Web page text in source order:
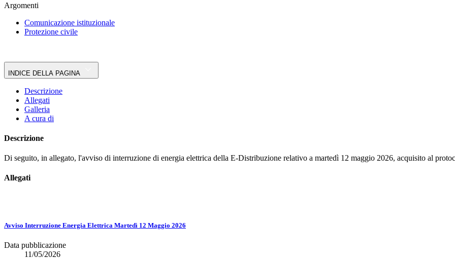
Argomenti
Comunicazione istituzionale
Protezione civile
INDICE DELLA PAGINA
Descrizione
Allegati
Galleria
A cura di
Descrizione
Di seguito, in allegato, l'avviso di interruzione di energia elettrica della E-Distribuzione relativo a martedì 12 maggio 2026, acquisito al
Allegati
Avviso Interruzione Energia Elettrica Martedì 12 Maggio 2026
Data pubblicazione
11/05/2026